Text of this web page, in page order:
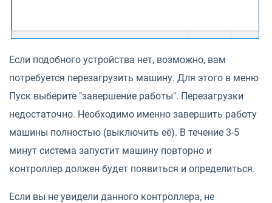
Если подобного устройства нет, возможно, вам
потребуется перезагрузить машину. Для этого в меню
Пуск выберите "завершение работы". Перезагрузки
недостаточно. Необходимо именно завершить работу
машины полностью (выключить её). В течение 3-5
минут система запустит машину повторно и
контроллер должен будет появиться и определиться.
Если вы не увидели данного контроллера, не